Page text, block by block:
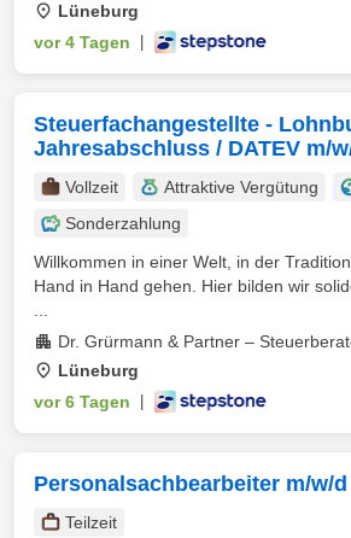
Lüneburg
vor 4 Tagen
Steuerfachangestellte -
Jahresabschluss / DATEV m/
Vollzeit Attraktive Vergütung
Sonderzahlung
Willkommen in einer Welt, in der
Hand in Hand gehen. Hier bilden wir
Dr. Grürmann & Partner –
Lüneburg
vor 6 Tagen
Personalsachbearbeiter m/w/d
Teilzeit